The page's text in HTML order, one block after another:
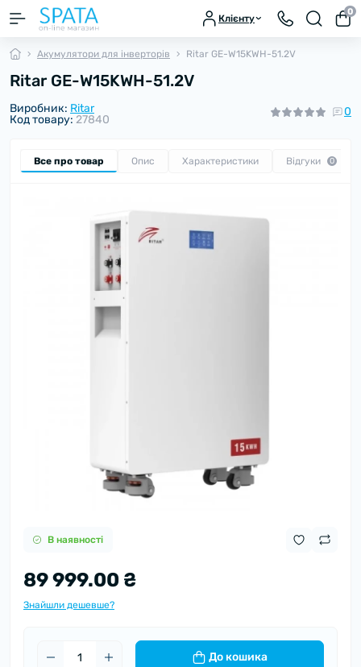
Клієнту
0
Акумулятори для інверторів Ritar GE-W15KWH-51.2V
Ritar GE-W15KWH-51.2V
Виробник: Ritar
Код товару: 27840
0
Все про товар Опис Характеристики Відгуки 0
В наявності
89 999.00 ₴
Знайшли дешевше?
До кошика